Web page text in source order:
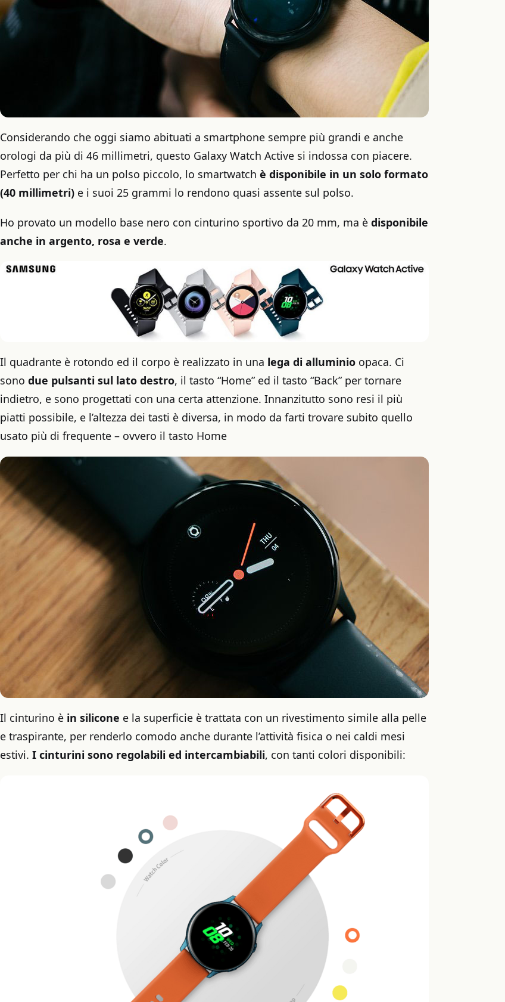
Considerando che oggi siamo abituati a smartphone sempre più grandi e anche
orologi da più di 46 millimetri, questo Galaxy Watch Active si indossa con piacere.
Perfetto per chi ha un polso piccolo, lo smartwatch è disponibile in un solo formato
(40 millimetri) e i suoi 25 grammi lo rendono quasi assente sul polso.
Ho provato un modello base nero con cinturino sportivo da 20 mm, ma è disponibile
anche in argento, rosa e verde.
Il quadrante è rotondo ed il corpo è realizzato in una lega di alluminio opaca. Ci
sono due pulsanti sul lato destro, il tasto “Home” ed il tasto “Back” per tornare
indietro, e sono progettati con una certa attenzione. Innanzitutto sono resi il più
piatti possibile, e l’altezza dei tasti è diversa, in modo da farti trovare subito quello
usato più di frequente – ovvero il tasto Home
Il cinturino è in silicone e la superficie è trattata con un rivestimento simile alla pelle
e traspirante, per renderlo comodo anche durante l’attività fisica o nei caldi mesi
estivi. I cinturini sono regolabili ed intercambiabili, con tanti colori disponibili: